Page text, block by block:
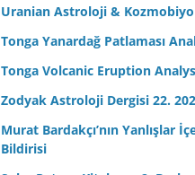
Uranian Astroloji &
Tonga Yanardağ Patlaması
Tonga Volcanic Eruption
Zodyak Astroloji Dergisi 22.
Murat Bardakçı’nın Yanlışlar
Bildirisi